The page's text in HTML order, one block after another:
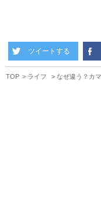
ツイートする
TOP ライフ なぜ違う？カ